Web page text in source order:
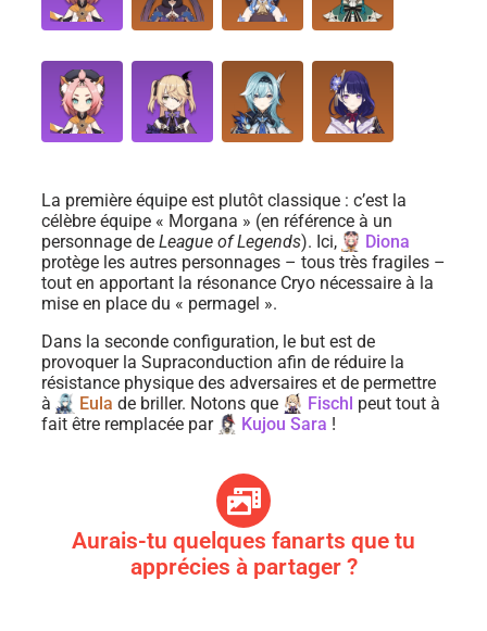
La première équipe est plutôt classique : c’est la
célèbre équipe « Morgana » (en référence à un
personnage de League of Legends). Ici,
Diona
protège les autres personnages – tous très fragiles –
tout en apportant la résonance Cryo nécessaire à la
mise en place du « permagel ».
Dans la seconde configuration, le but est de
provoquer la Supraconduction afin de réduire la
résistance physique des adversaires et de permettre
à
Eula de briller. Notons que Fischl peut tout à
fait être remplacée par
Kujou Sara !
Aurais-tu quelques fanarts que tu
apprécies à partager ?